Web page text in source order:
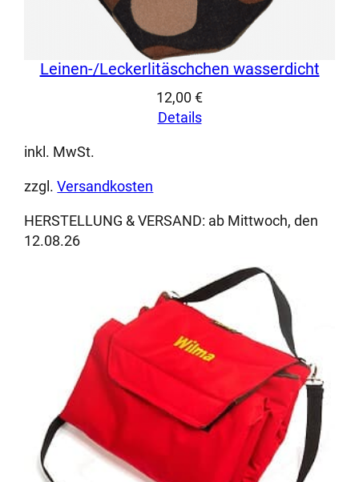
Leinen-/Leckerlitäschchen wasserdicht
12,00 €
Details
inkl. MwSt.
zzgl.Versandkosten
HERSTELLUNG & VERSAND: ab Mittwoch, den
12.08.26